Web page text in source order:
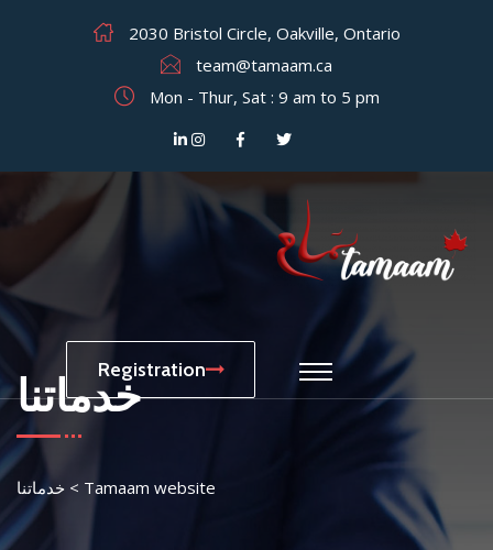
2030 Bristol Circle, Oakville, Ontario
team@tamaam.ca
Mon - Thur, Sat : 9 am to 5 pm
Registrationخدماتنا
Tamaam website
> خدماتنا